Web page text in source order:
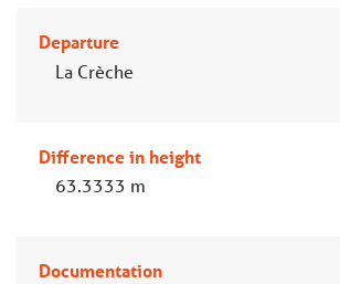
Departure
La Crèche
Difference in height
63.3333 m
Documentation